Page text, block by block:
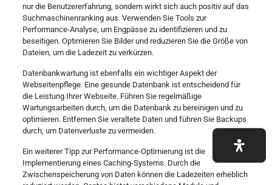
nur die Benutzererfahrung, sondern wirkt sich auch positiv auf das
Suchmaschinenranking aus. Verwenden Sie Tools zur
Performance-Analyse, um Engpässe zu identifizieren und zu
beseitigen. Optimieren Sie Bilder und reduzieren Sie die Größe von
Dateien, um die Ladezeit zu verkürzen.
Datenbankwartung ist ebenfalls ein wichtiger Aspekt der
Webseitenpflege. Eine gesunde Datenbank ist entscheidend für
die Leistung Ihrer Webseite. Führen Sie regelmäßige
Wartungsarbeiten durch, um die Datenbank zu bereinigen und zu
optimieren. Entfernen Sie veraltete Daten und führen Sie Backups
durch, um Datenverluste zu vermeiden.
Ein weiterer Tipp zur Performance-Optimierung ist die
Implementierung eines Caching-Systems. Durch die
Zwischenspeicherung von Daten können die Ladezeiten erheblich